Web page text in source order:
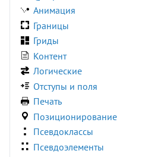
padding-inline
padding-inline-end
padding-inline-start
padding-left
padding-right
padding-top
page-break-after
page-break-before
page-break-inside
perspective
radial-gradient()
rect()
Анимация
Границы
Гриды
Контент
Логические
Отступы и поля
Печать
Позиционирование
Псевдоклассы
Псевдоэлементы